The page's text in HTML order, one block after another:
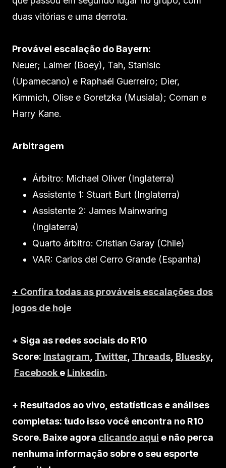
duas vitórias e uma derrota.
Provável escalação do Bayern:
Neuer; Laimer (Boey), Tah, Stanisic
(Upamecano) e Raphaël Guerreiro; Dier,
Kimmich, Olise e Goretzka (Musiala); Coman e
Harry Kane.
Arbitragem
Árbitro: Michael Oliver (Inglaterra)
Assistente 1: Stuart Burt (Inglaterra)
Assistente 2: James Mainwaring
(Inglaterra)
Quarto árbitro: Cristian Garay (Chile)
VAR: Carlos del Cerro Grande (Espanha)
+ Confira todas as prováveis escalações dos
jogos de hoje
+ Siga as redes sociais do R10
Score: Instagram Twitter Threads Bluesky,
Facebook e Linkedin.
+ Resultados ao vivo, estatísticas e análises
completas: tudo isso você encontra no R10
Score. Baixe agora clicando aqui e não perca
nenhuma informação sobre o seu esporte